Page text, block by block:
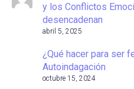
y los Conflictos
desencadenan
abril 5, 2025
¿Qué hacer para ser
Autoindagación
octubre 15, 2024